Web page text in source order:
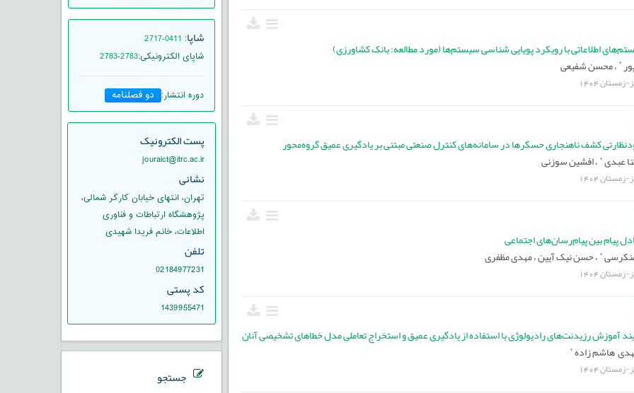
اطلاعاتی با رویکرد پویایی شناسی سیستم‌ها (مورد مطالعه: بانک کشاورزی)
*،محسن شفیعی
زمستان1404
کشف ناهنجاری حسگرها در سامانه‌های کنترل صنعتی مبتنی بر یادگیری عمیق گروه‌محور
عبدی*،افشین سوزنی
زمستان1404
پیام بین پیام‌رسان‌های اجتماعی
*،حسن نیک آیین ،مهدی مظفری
زمستان1404
آموزش رزیدنت‌های رادیولوژی با استفاده از یادگیری عمیق و استخراج تعاملی مدل خطاهای تشخیصی آنان
هاشم زاده*
زمستان1404
شاپا:
2717-0411
شاپای الکترونیکی:
2783-2783
دوره انتشار: دو فصلنامه
پست الکترونیک
jouraict@itrc.ac.ir
نشانی
تهران، انتهای خیابان کارگر شمالی،
پژوهشگاه ارتباطات و فناوری
اطلاعات، خانم فریدا شهیدی
تلفن
02184977231
کد پستی
1439955471
جستجو